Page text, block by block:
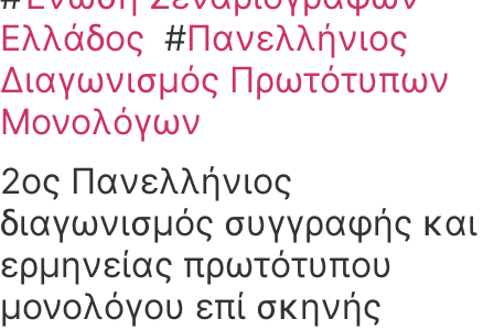
Ελλάδος #Πανελλήνιος
Διαγωνισμός Πρωτότυπων
Μονολόγων
2ος Πανελλήνιος
διαγωνισμός συγγραφής και
ερμηνείας πρωτότυπου
μονολόγου επί σκηνής